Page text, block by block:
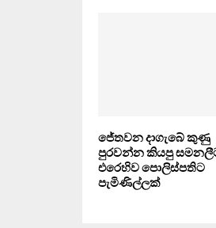
ජේතවන දාගැබේ කුණු
පුරවන්න කියපු
එරෙහිව පොලිස්පතිට
පැමිණිල්ලක්